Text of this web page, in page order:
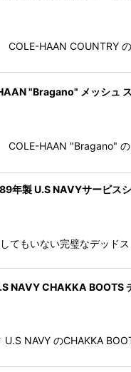
HAAN COUNTRY
"Bragano" メッシュ
HAAN "Bragano" の
年製 U.S NAVYサービス
てもいない完璧なデッド
NAVY CHAKKA BOOTS
NAVY のCHAKKA